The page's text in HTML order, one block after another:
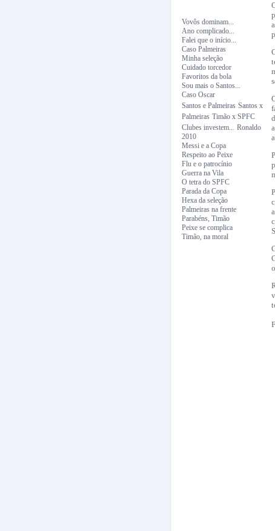
Vovôs dominam...
Ano complicado...
Falei que o início...
Caso Palmeiras
Minha seleção
Cuidado torcedor
Favoritos da bola
Sou mais o Santos...
Caso Oscar
Santos e Palmeiras Santos x
Palmeiras Timão x SPFC
Clubes investem... Ronaldo
2010
Messi e a Copa
Respeito ao Peixe
Flu e o patrocínio
Guerra na Vila
O tetra do SPFC
Parada da Copa
Hexa da seleção
Palmeiras na frente
Parabéns, Timão
Peixe se complica
Timão, na moral